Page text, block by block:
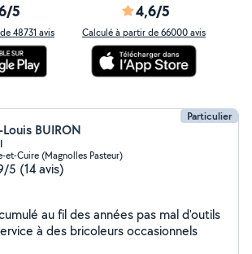
5
48731 avis
4,6/5
Calculé à partir de 66000 avis
Particulier
BUIRON
et-Cuire (Magnolles Pasteur)
5 (14 avis)
au fil des années pas mal d'outils
à des bricoleurs occasionnels